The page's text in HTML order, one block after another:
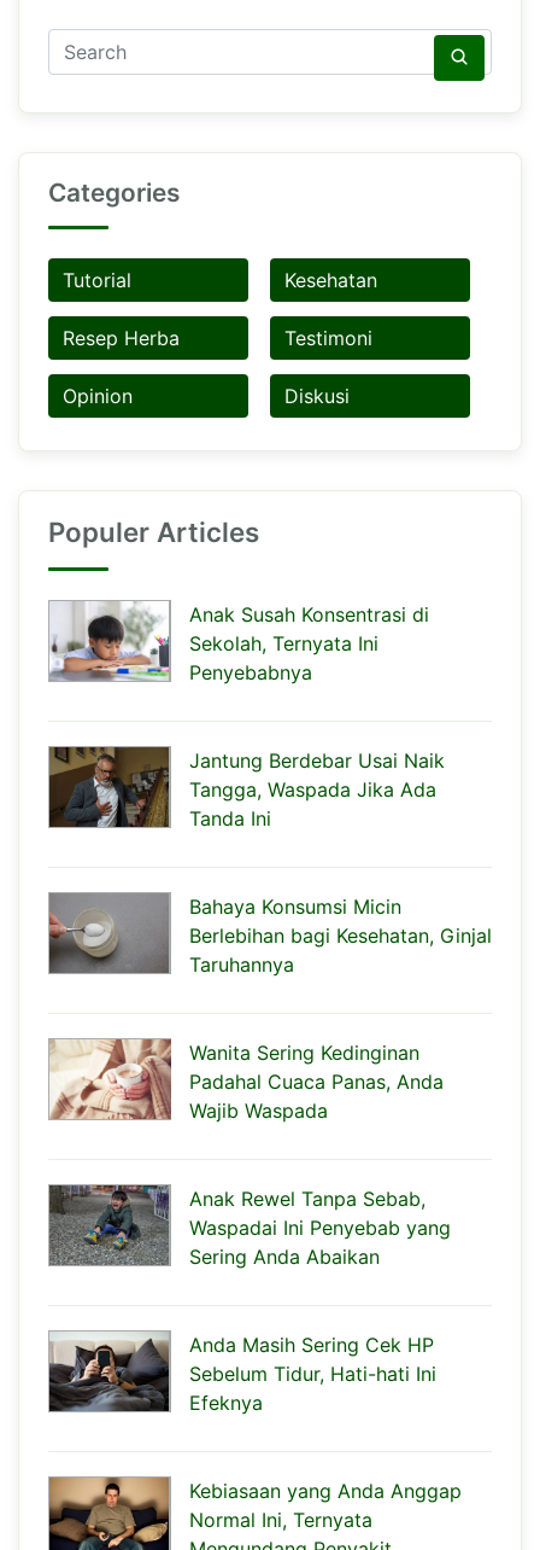
Categories
Tutorial Kesehatan
Resep Herba Testimoni
Opinion Diskusi
Populer Articles
Anak Susah Konsentrasi di
Sekolah, Ternyata Ini
Penyebabnya
Jantung Berdebar Usai Naik
Tangga, Waspada Jika Ada
Tanda Ini
Bahaya Konsumsi Micin
Berlebihan bagi Kesehatan, Ginjal
Taruhannya
Wanita Sering Kedinginan
Padahal Cuaca Panas, Anda
Wajib Waspada
Anak Rewel Tanpa Sebab,
Waspadai Ini Penyebab yang
Sering Anda Abaikan
Anda Masih Sering Cek HP
Sebelum Tidur, Hati-hati Ini
Efeknya
Kebiasaan yang Anda Anggap
Normal Ini, Ternyata